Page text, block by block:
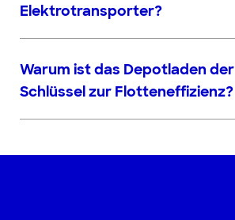
Elektrotransporter?
Warum ist das Depotladen der
Schlüssel zur Flotteneffizienz?